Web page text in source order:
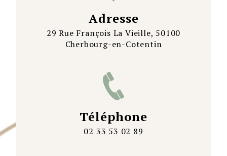
Adresse
29 Rue François La Vieille, 50100
Cherbourg-en-Cotentin
Téléphone
02 33 53 02 89